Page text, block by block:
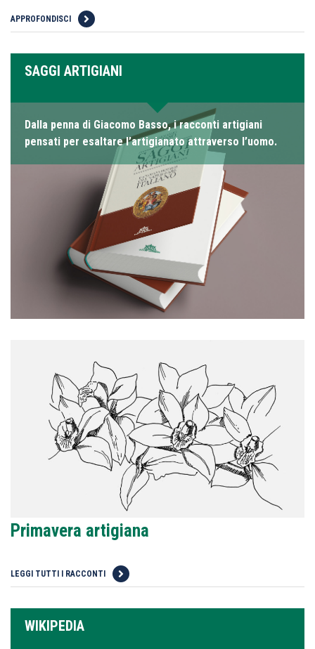
APPROFONDISCI
SAGGI ARTIGIANI
Dalla penna di Giacomo Basso, i racconti artigiani
pensati per esaltare l’artigianato attraverso l’uomo.
Primavera artigiana
LEGGI TUTTI I RACCONTI
WIKIPEDIA